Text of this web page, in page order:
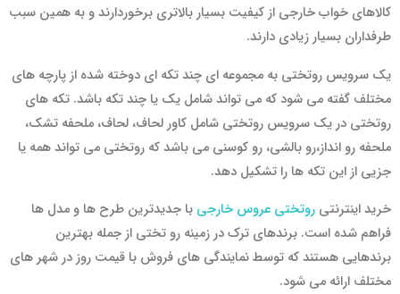
کالاهای خواب خارجی از کیفیت بسیار بالاتری برخوردارند و به همین سبب
طرفداران بسیار زیادی دارند.
یک سرویس روتختی به مجموعه ای چند تکه ای دوخته شده از پارچه های
مختلف گفته می شود که می تواند شامل یک یا چند تکه باشد. تکه های
روتختی در یک سرویس روتختی شامل کاور لحاف، لحاف، ملحفه تشک،
ملحفه رو انداز،رو بالشی، رو کوسنی می باشد که روتختی می تواند همه یا
جزیی از این تکه ها را تشکیل دهد.
خرید اینترنتی روتختی عروس خارجی با جدیدترین طرح ها و مدل ها
فراهم شده است. برندهای ترک در زمینه رو تختی از جمله بهترین
برندهایی هستند که توسط نمایندگی های فروش با قیمت روز در شهر های
مختلف ارائه می شود.